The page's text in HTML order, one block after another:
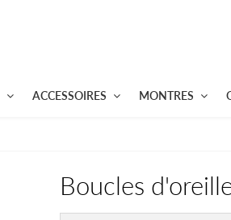
ACCESSOIRES MONTRES
Boucles